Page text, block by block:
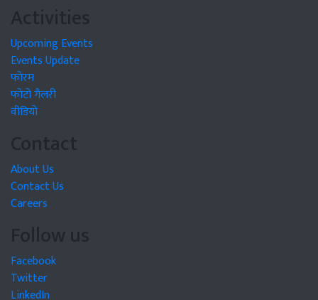
Activities
Upcoming Events
Events Update
फोरम
फोटो गैलरी
वीडियो
Contact
About Us
Contact Us
Careers
Follow us
Facebook
Twitter
LinkedIn